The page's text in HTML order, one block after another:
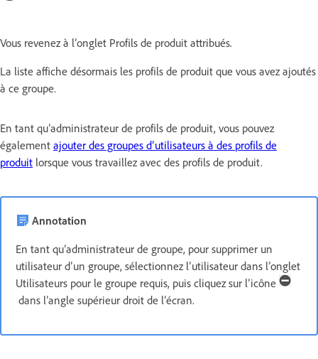
Vous revenez à l’onglet Profils de produit attribués.
La liste affiche désormais les profils de produit que vous avez ajoutés
à ce groupe.
En tant qu’administrateur de profils de produit, vous pouvez
également ajouter des groupes d’utilisateurs à des profils de
produit lorsque vous travaillez avec des profils de produit.
Annotation
En tant qu’administrateur de groupe, pour supprimer un
utilisateur d’un groupe, sélectionnez l’utilisateur dans l’onglet
Utilisateurs pour le groupe requis, puis cliquez sur l’icône
dans l’angle supérieur droit de l’écran.